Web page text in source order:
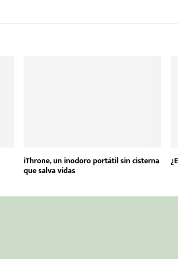
iThrone, un inodoro portátil sin cisterna
que salva vidas